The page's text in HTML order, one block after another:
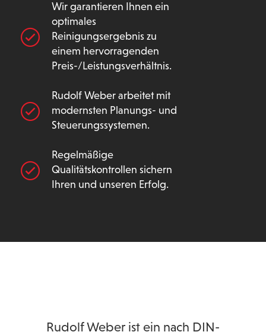
Wir garantieren Ihnen ein
optimales
Reinigungsergebnis zu
einem hervorragenden
Preis-/Leistungsverhältnis.
Rudolf Weber arbeitet mit
modernsten Planungs- und
Steuerungssystemen.
Regelmäßige
Qualitätskontrollen sichern
Ihren und unseren Erfolg.
Rudolf Weber ist ein nach DIN-